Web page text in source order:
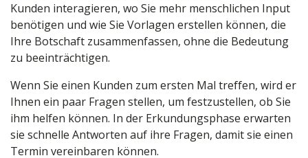
Kunden interagieren, wo Sie mehr menschlichen Input
benötigen und wie Sie Vorlagen erstellen können, die
Ihre Botschaft zusammenfassen, ohne die Bedeutung
zu beeinträchtigen.
Wenn Sie einen Kunden zum ersten Mal treffen, wird er
Ihnen ein paar Fragen stellen, um festzustellen, ob Sie
ihm helfen können. In der Erkundungsphase erwarten
sie schnelle Antworten auf ihre Fragen, damit sie einen
Termin vereinbaren können.